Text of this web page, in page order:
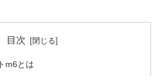
目次
m6とは